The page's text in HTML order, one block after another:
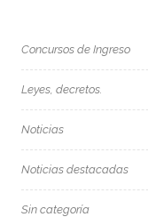
Concursos de Ingreso
Leyes, decretos.
Noticias
Noticias destacadas
Sin categoría